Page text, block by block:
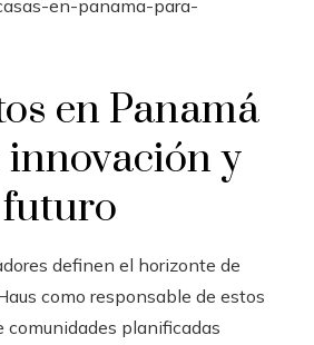
en Panamá
innovación y
futuro
definen el horizonte de
como responsable de estos
comunidades planificadas